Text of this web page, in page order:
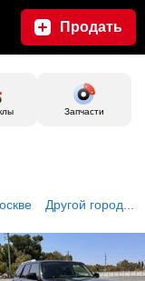
Продать
Запчасти
Другой город...